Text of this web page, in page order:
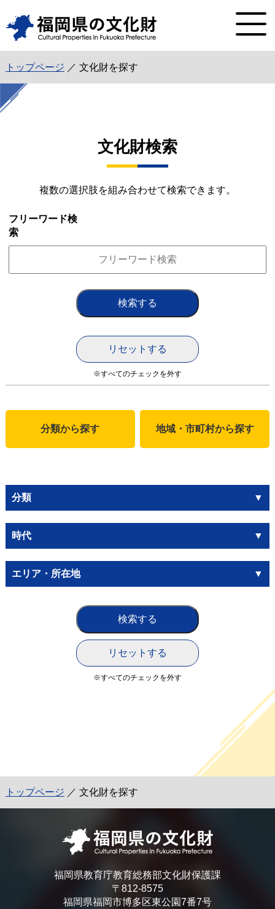
トップページ ／ 文化財を探す
文化財検索
複数の選択肢を組み合わせて検索できます。
フリーワード検
索
※すべてのチェックを外す
分類から探す 地域・市町村から探す
分類
時代
エリア・所在地
※すべてのチェックを外す
トップページ ／ 文化財を探す
福岡県教育庁教育総務部文化財保護課
〒812-8575
福岡県福岡市博多区東公園7番7号